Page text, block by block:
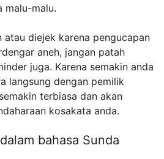
malu-malu.
diejek karena pengucapan
aneh, jangan patah
juga. Karena semakin anda
langsung dengan pemilik
terbiasa dan akan
kosakata anda.
bahasa Sunda